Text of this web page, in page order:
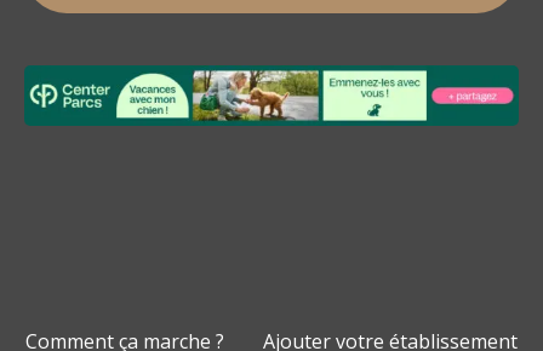
Comment ça marche ? Ajouter votre établissement